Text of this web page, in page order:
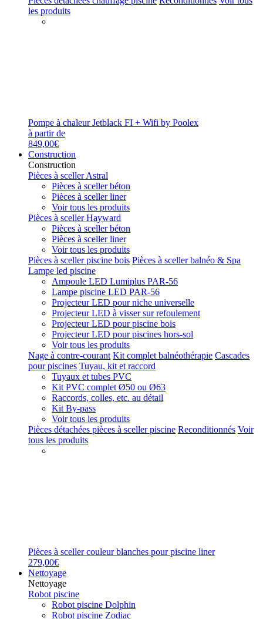
les produits
Pompe à chaleur Jetblack FI + Wifi by Poolex
à partir de
849,00€
Construction
Construction
Pièces à sceller Astral
Pièces à sceller béton
Pièces à sceller liner
Voir tous les produits
Pièces à sceller Hayward
Pièces à sceller béton
Pièces à sceller liner
Voir tous les produits
Pièces à sceller piscine bois Pièces à sceller balnéo & Spa
Lampe led piscine
Ampoule LED Lumiplus PAR-56
Lampe piscine LED PAR-56
Projecteur LED pour niche universelle
Projecteur LED à visser sur refoulement
Projecteur LED pour piscine bois
Projecteur LED pour piscines hors-sol
Voir tous les produits
Nage à contre-courant Kit complet balnéothérapie Cascades
pour piscines Tuyau, kit et raccord
Tuyaux et tubes PVC
Kit PVC complet Ø50 ou Ø63
Raccords, colles, etc. au détail
Kit By-pass
Voir tous les produits
Pièces détachées pièces à sceller piscine Reconditionnés Voir
tous les produits
Pièces à sceller couleur blanches pour piscine liner
279,00€
Nettoyage
Nettoyage
Robot piscine
Robot piscine Dolphin
Robot piscine Zodiac